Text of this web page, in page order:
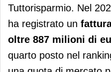
Tuttorisparmio. Nel
ha registrato un
oltre 887 milioni di
quarto posto nel